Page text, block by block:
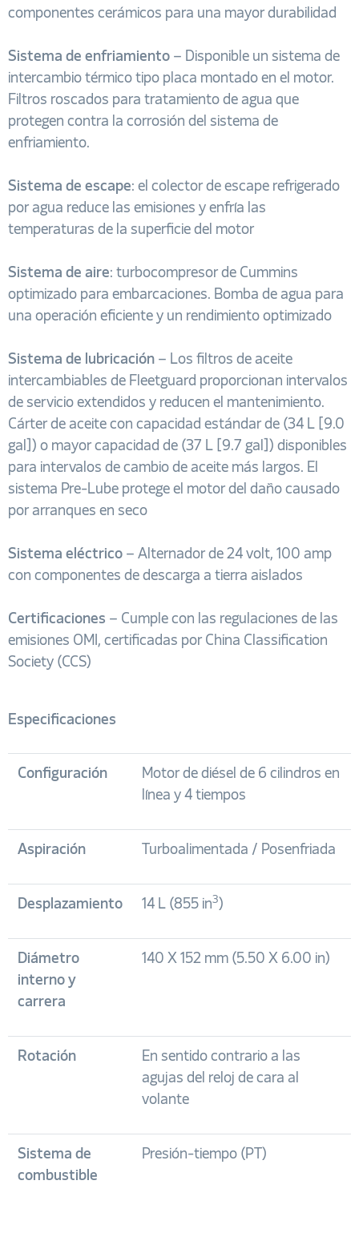
componentes cerámicos para una mayor durabilidad
Sistema de enfriamiento – Disponible un sistema de
intercambio térmico tipo placa montado en el motor.
Filtros roscados para tratamiento de agua que
protegen contra la corrosión del sistema de
enfriamiento.
Sistema de escape: el colector de escape refrigerado
por agua reduce las emisiones y enfría las
temperaturas de la superficie del motor
Sistema de aire: turbocompresor de Cummins
optimizado para embarcaciones. Bomba de agua para
una operación eficiente y un rendimiento optimizado
Sistema de lubricación – Los filtros de aceite
intercambiables de Fleetguard proporcionan intervalos
de servicio extendidos y reducen el mantenimiento.
Cárter de aceite con capacidad estándar de (34 L [9.0
gal]) o mayor capacidad de (37 L [9.7 gal]) disponibles
para intervalos de cambio de aceite más largos. El
sistema Pre-Lube protege el motor del daño causado
por arranques en seco
Sistema eléctrico – Alternador de 24 volt, 100 amp
con componentes de descarga a tierra aislados
Certificaciones – Cumple con las regulaciones de las
emisiones OMI, certificadas por China Classification
Society (CCS)
Especificaciones
Configuración
Motor de diésel de 6 cilindros en
línea y 4 tiempos
Aspiración Turboalimentada / Posenfriada
Desplazamiento 14 L (855 in3)
Diámetro
interno y
carrera
140 X 152 mm (5.50 X 6.00 in)
Rotación
En sentido contrario a las
agujas del reloj de cara al
volante
Sistema de
combustible
Presión-tiempo (PT)